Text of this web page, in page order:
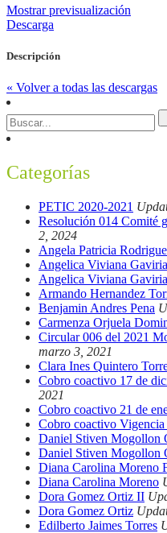
Mostrar previsualización
Descarga
Descripción
« Volver a todas las descargas
Categorías
PETIC 2020-2021
Resolución 014 Comité
2, 2024
Angela Patricia
Angelica Viviana
Angelica Viviana Gaviria
Armando Hernandez
Benjamin Andres Pena
Carmenza Orjuela
Circular 006 del 2021
marzo 3, 2021
Clara Ines Quintero
Cobro coactivo 17 de
2021
Cobro coactivo 21 de
Cobro coactivo Vigencia
Daniel Stiven Mogollon
Daniel Stiven Mogollon
Diana Carolina Moreno
Diana Carolina Moreno
Dora Gomez Ortiz II
Dora Gomez Ortiz
Edilberto Jaimes Torres